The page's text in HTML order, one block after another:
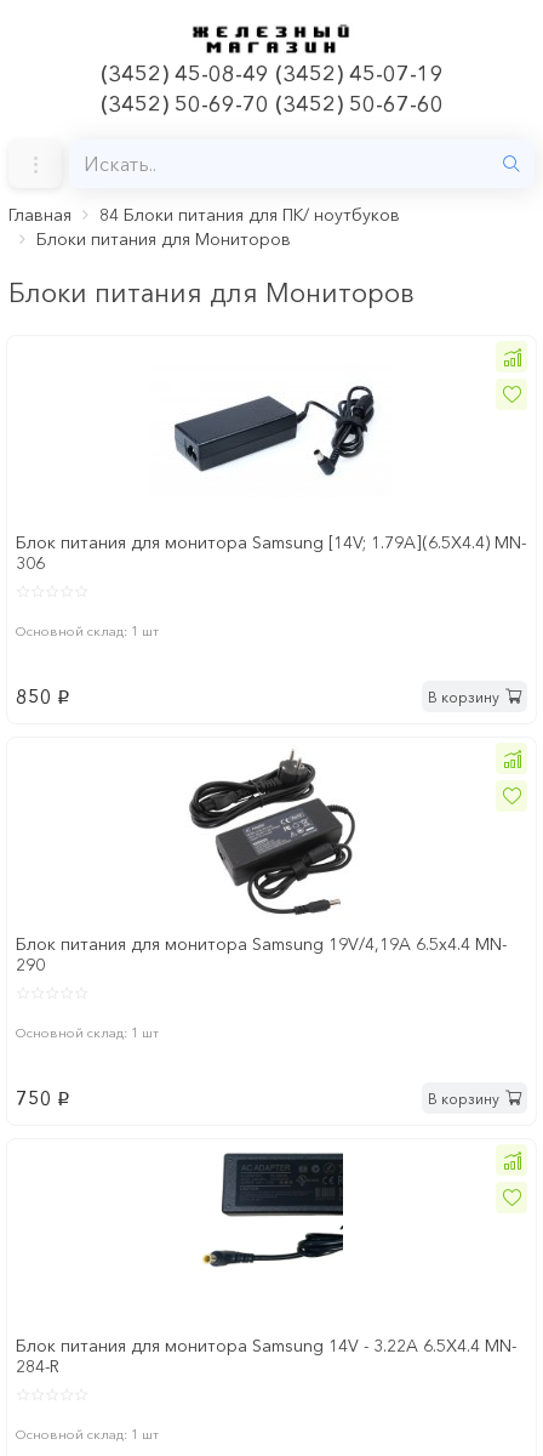
(3452) 45-08-49 (3452) 45-07-19
(3452) 50-69-70 (3452) 50-67-60
Главная
84 Блоки питания для ПК/ ноутбуков
Блоки питания для Мониторов
Блоки питания для Мониторов
Блок питания для монитора Samsung [14V; 1.79A](6.5Х4.4) MN-
306
Основной склад: 1 шт
850 p В корзину
Блок питания для монитора Samsung 19V/4,19A 6.5x4.4 MN-
290
Основной склад: 1 шт
750 p В корзину
Блок питания для монитора Samsung 14V - 3.22A 6.5Х4.4 MN-
284-R
Основной склад: 1 шт